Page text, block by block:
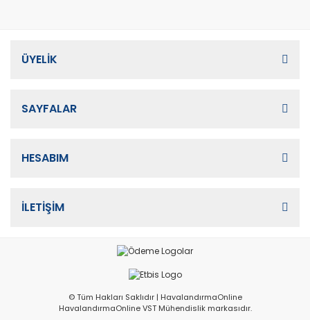
ÜYELİK
SAYFALAR
HESABIM
İLETİŞİM
© Tüm Hakları Saklıdır | HavalandırmaOnline
HavalandırmaOnline VST Mühendislik markasıdır.